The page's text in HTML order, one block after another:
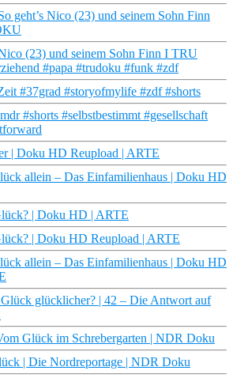
geht’s Nico (23) und seinem Sohn Finn
(23) und seinem Sohn Finn I TRU
#papa #trudoku #funk #zdf
#37grad #storyofmylife #zdf #shorts
#shorts #selbstbestimmt #gesellschaft
| Doku HD Reupload | ARTE
allein – Das Einfamilienhaus | Doku HD
| Doku HD | ARTE
| Doku HD Reupload | ARTE
allein – Das Einfamilienhaus | Doku HD
glücklicher? | 42 – Die Antwort auf
Glück im Schrebergarten | NDR Doku
| Die Nordreportage | NDR Doku